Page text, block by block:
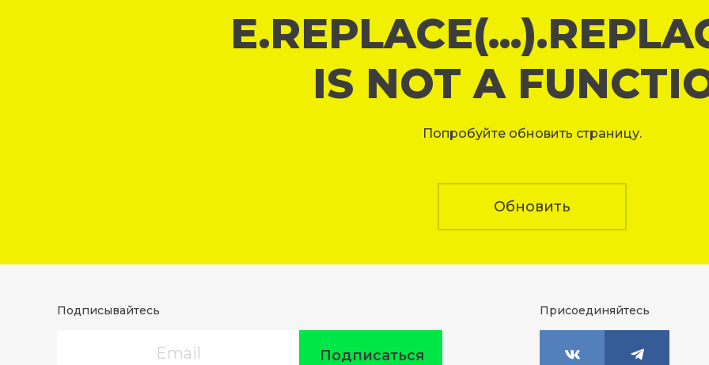
IS NOT A
Попробуйте обновить страницу.
Обновить
Подписывайтесь
Подписаться
Присоединяйтесь